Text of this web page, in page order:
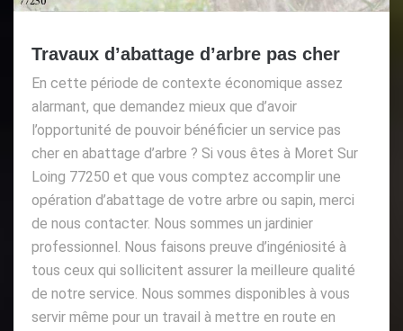
Travaux d’abattage d’arbre pas cher
En cette période de contexte économique assez
alarmant, que demandez mieux que d’avoir
l’opportunité de pouvoir bénéficier un service pas
cher en abattage d’arbre ? Si vous êtes à Moret Sur
Loing 77250 et que vous comptez accomplir une
opération d’abattage de votre arbre ou sapin, merci
de nous contacter. Nous sommes un jardinier
professionnel. Nous faisons preuve d’ingéniosité à
tous ceux qui sollicitent assurer la meilleure qualité
de notre service. Nous sommes disponibles à vous
servir même pour un travail à mettre en route en